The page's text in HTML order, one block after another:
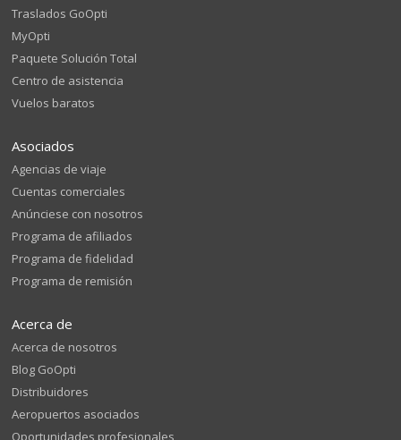
Traslados GoOpti
MyOpti
Paquete Solución Total
Centro de asistencia
Vuelos baratos
Asociados
Agencias de viaje
Cuentas comerciales
Anúnciese con nosotros
Programa de afiliados
Programa de fidelidad
Programa de remisión
Acerca de
Acerca de nosotros
Blog GoOpti
Distribuidores
Aeropuertos asociados
Oportunidades profesionales